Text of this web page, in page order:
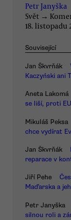
Petr Janyška
Svět →
18. listopadu
Související
Jan Škvrňák
Kaczyński ani
Aneta Lakomá
se liší, proti
Mikuláš Peksa
chce vydírat
Jan Škvrňák
reparace v
Jiří Pehe
Maďarska a
Petr Janyška
silnou roli a